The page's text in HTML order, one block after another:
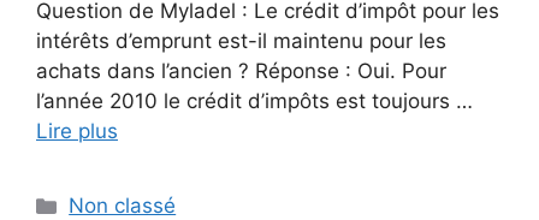
Question de Myladel : Le crédit d’impôt pour les
intérêts d’emprunt est-il maintenu pour les
achats dans l’ancien ? Réponse : Oui. Pour
l’année 2010 le crédit d’impôts est toujours …
Lire plus
Catégories
Non classé